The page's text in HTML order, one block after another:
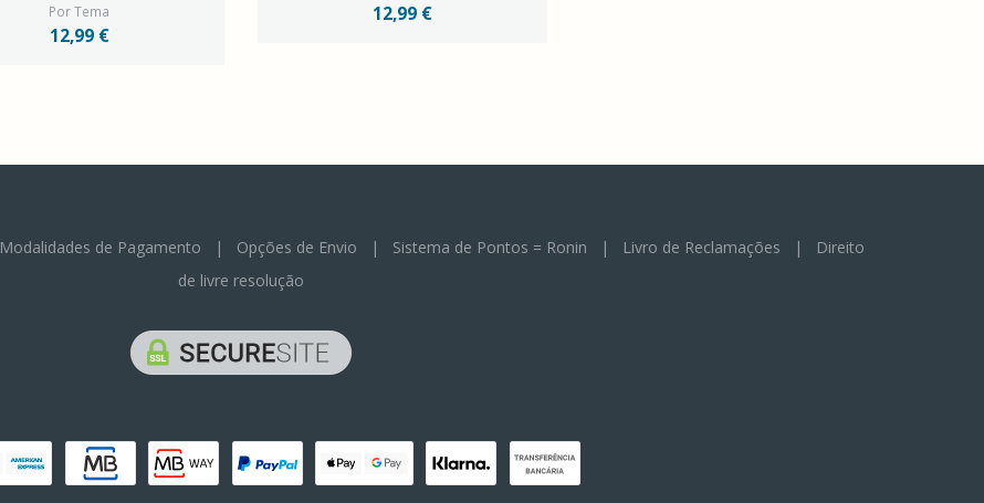
Por Tema
12,99 €
12,99 €
Modalidades de Pagamento | Opções de Envio | Sistema de Pontos = Ronin | Livro de Reclamações |
Direito
de livre resolução